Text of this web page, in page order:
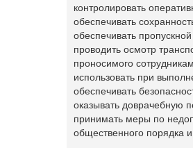
контролировать
обеспечивать
обеспечивать
проводить осмотр
проносимого
использовать при
обеспечивать
оказывать доврачебную
принимать меры по
общественного порядка и